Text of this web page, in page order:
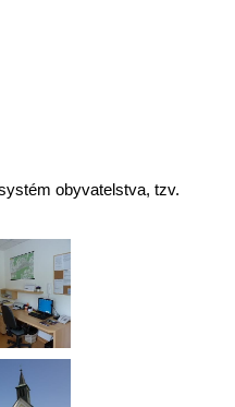
obyvatelstva, tzv.